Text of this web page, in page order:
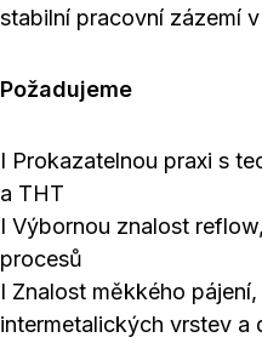
stabilní pracovní zázemí
Požadujeme
I Prokazatelnou praxi s
a THT
I Výbornou znalost
procesů
I Znalost měkkého
intermetalických vrstev a